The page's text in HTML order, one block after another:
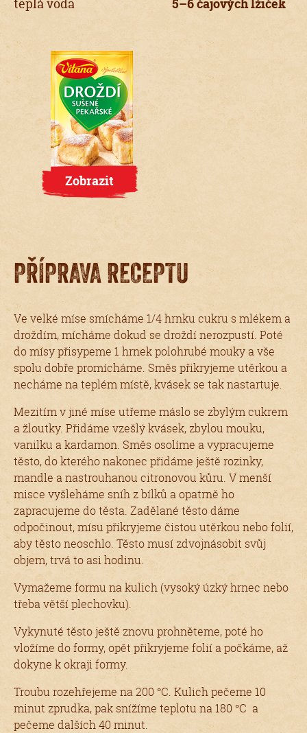
teplá voda
5–6 čajových lžiček
Zobrazit
PŘÍPRAVA RECEPTU
Ve velké míse smícháme 1/4 hrnku cukru s mlékem a
droždím, mícháme dokud se droždí nerozpustí. Poté
do mísy přisypeme 1 hrnek polohrubé mouky a vše
spolu dobře promícháme. Směs přikryjeme utěrkou a
necháme na teplém místě, kvásek se tak nastartuje.
Mezitím v jiné míse utřeme máslo se zbylým cukrem
a žloutky. Přidáme vzešlý kvásek, zbylou mouku,
vanilku a kardamon. Směs osolíme a vypracujeme
těsto, do kterého nakonec přidáme ještě rozinky,
mandle a nastrouhanou citronovou kůru. V menší
misce vyšleháme sníh z bílků a opatrně ho
zapracujeme do těsta. Zadělané těsto dáme
odpočinout, mísu přikryjeme čistou utěrkou nebo folií,
aby těsto neoschlo. Těsto musí zdvojnásobit svůj
objem, trvá to asi hodinu.
Vymažeme formu na kulich (vysoký úzký hrnec nebo
třeba větší plechovku).
Vykynuté těsto ještě znovu prohněteme, poté ho
vložíme do formy, opět přikryjeme folií a počkáme, až
dokyne k okraji formy.
Troubu rozehřejeme na 200 °C. Kulich pečeme 10
minut zprudka, pak snížíme teplotu na 180 °C a
pečeme dalších 40 minut.